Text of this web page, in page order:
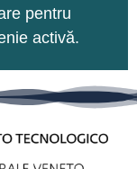
pentru
activă.